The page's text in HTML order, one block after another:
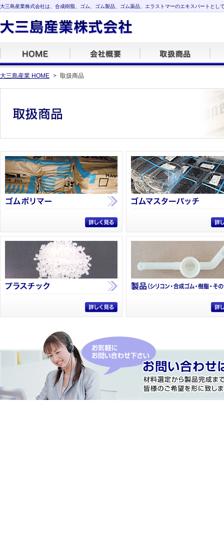
大三島産業株式会社は、合成樹脂、ゴム、ゴム製品、ゴム薬品、エラストマーのエキスパートとし
大三島産業 HOME > 取扱商品